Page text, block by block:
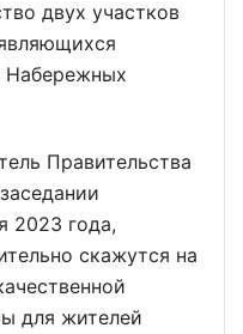
двух участков
Правительства
2023 года,
скажутся на
для жителей